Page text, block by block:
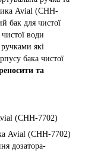
Avial (CHH-
бак для чистої
води
які
бака чистої
та
Avial (CHH-7702)
дозатора-